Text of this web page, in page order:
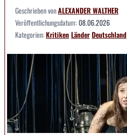
Geschrieben vonALEXANDER WALTHER
Veröffentlichungsdatum:08.06.2026
Kategorien:KritikenLänderDeutschland